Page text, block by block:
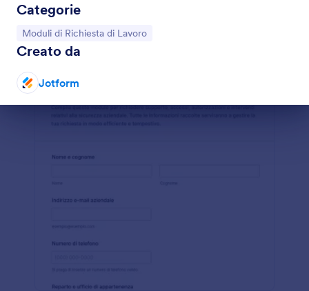
Categorie
Vai alla Categoria:
Moduli di Richiesta di Lavoro
Creato da
Jotform